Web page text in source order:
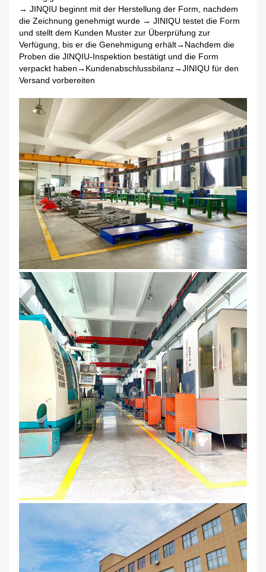
→ JINQIU beginnt mit der Herstellung der Form, nachdem
die Zeichnung genehmigt wurde → JINIQU testet die Form
und stellt dem Kunden Muster zur Überprüfung zur
Verfügung, bis er die Genehmigung erhält→Nachdem die
Proben die JINQIU-Inspektion bestätigt und die Form
verpackt haben→Kundenabschlussbilanz→JINIQU für den
Versand vorbereiten